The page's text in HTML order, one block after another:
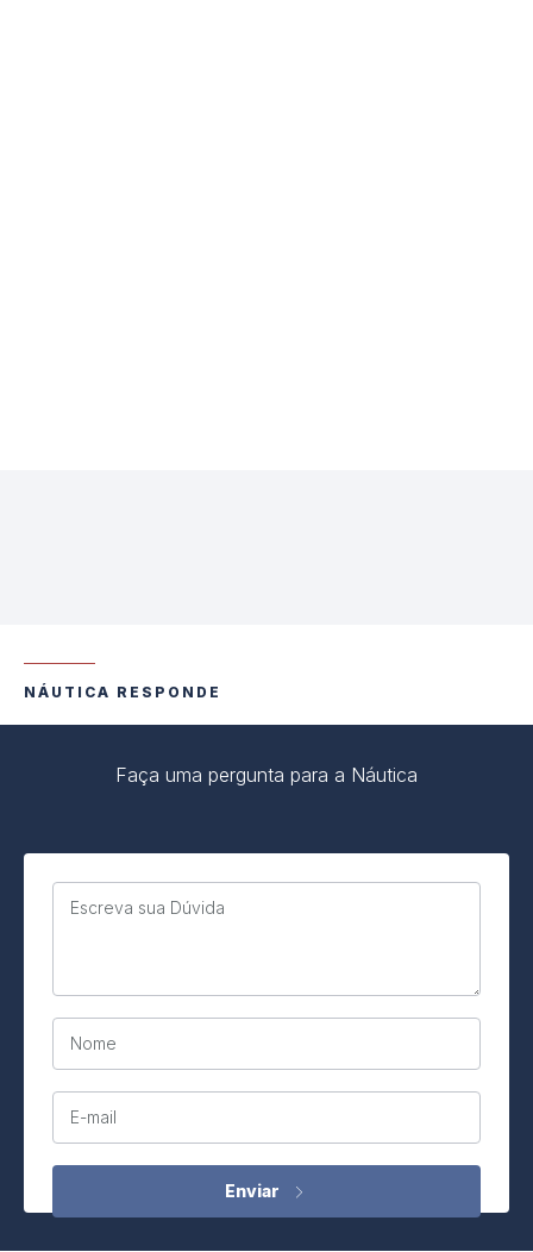
NÁUTICA RESPONDE
Faça uma pergunta para a Náutica
Escreva sua Dúvida
Nome
E-mail